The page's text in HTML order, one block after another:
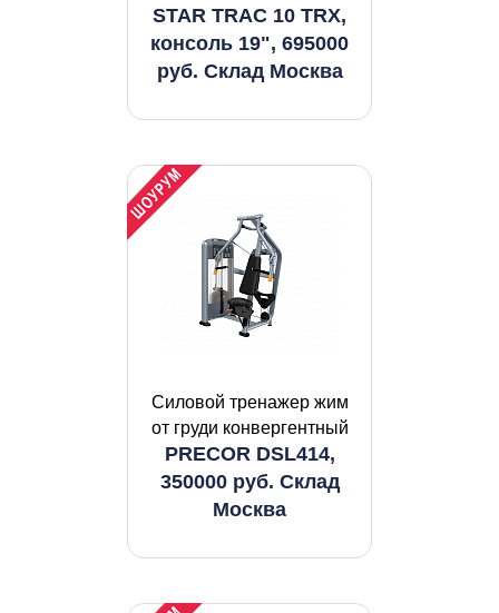
STAR TRAC 10 TRX,
консоль 19", 695000
руб. Склад Москва
Силовой тренажер жим
от груди конвергентный
PRECOR DSL414,
350000 руб. Склад
Москва